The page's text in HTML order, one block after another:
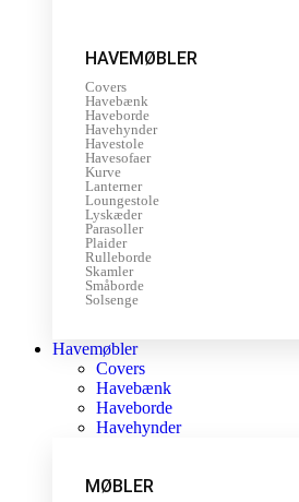
HAVEMØBLER
Covers
Havebænk
Haveborde
Havehynder
Havestole
Havesofaer
Kurve
Lanterner
Loungestole
Lyskæder
Parasoller
Plaider
Rulleborde
Skamler
Småborde
Solsenge
Havemøbler
Covers
Havebænk
Haveborde
Havehynder
MØBLER